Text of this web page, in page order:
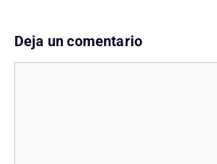
Deja un comentario